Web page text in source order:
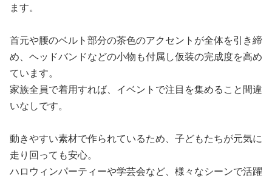
ます。
首元や腰のベルト部分の茶色のアクセントが全体を引き締
め、ヘッドバンドなどの小物も付属し仮装の完成度を高め
ています。
家族全員で着用すれば、イベントで注目を集めること間違
いなしです。
動きやすい素材で作られているため、子どもたちが元気に
走り回っても安心。
ハロウィンパーティーや学芸会など、様々なシーンで活躍